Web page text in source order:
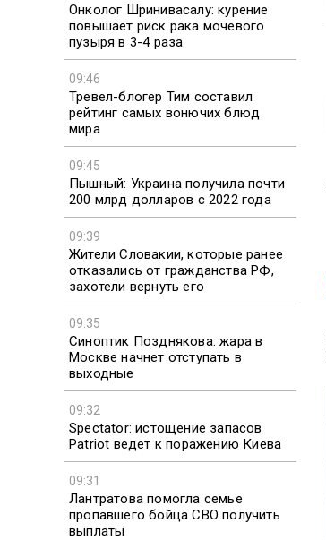
Онколог Шринивасалу: курение
повышает риск рака мочевого
пузыря в 3-4 раза
09:46
Тревел-блогер Тим составил
рейтинг самых вонючих блюд
мира
09:45
Пышный: Украина получила почти
200 млрд долларов с 2022 года
09:39
Жители Словакии, которые ранее
отказались от гражданства РФ,
захотели вернуть его
09:35
Синоптик Позднякова: жара в
Москве начнет отступать в
выходные
09:32
Spectator: истощение запасов
Patriot ведет к поражению Киева
09:31
Лантратова помогла семье
пропавшего бойца СВО получить
выплаты